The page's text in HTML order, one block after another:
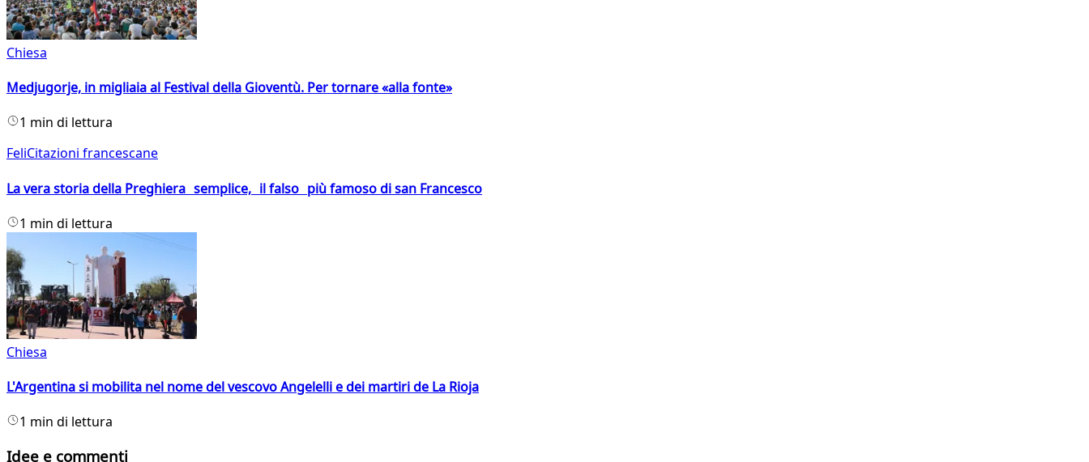
Chiesa
Medjugorje, in migliaia al Festival della Gioventù. Per tornare «alla fonte»
1 min di lettura
FeliCitazioni francescane
La vera storia della Preghiera semplice, il falso più famoso di san Francesco
1 min di lettura
Chiesa
L'Argentina si mobilita nel nome del vescovo Angelelli e dei martiri de La Rioja
1 min di lettura
Idee e commenti